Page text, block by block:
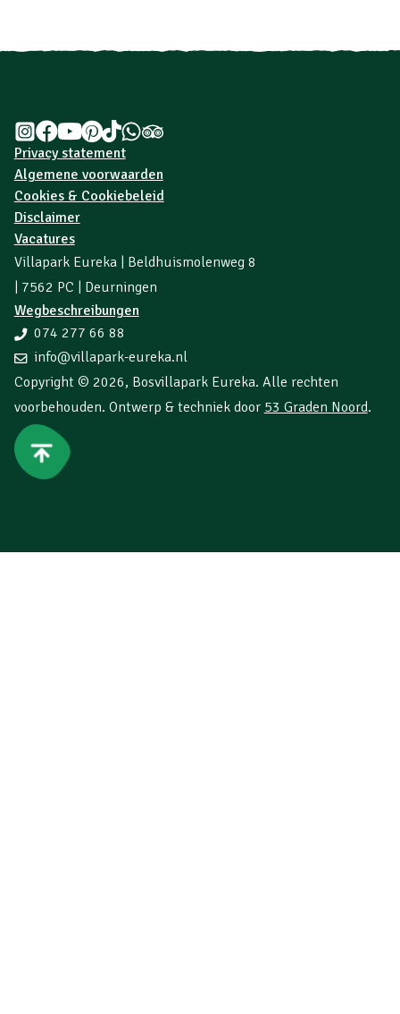
Privacy statement
Algemene voorwaarden
Cookies & Cookiebeleid
Disclaimer
Vacatures
Villapark Eureka | Beldhuismolenweg 8
| 7562 PC | Deurningen
Wegbeschreibungen
074 277 66 88
info@villapark-eureka.nl
Copyright © 2026, Bosvillapark Eureka. Alle rechten
voorbehouden. Ontwerp & techniek door 53 Graden Noord.